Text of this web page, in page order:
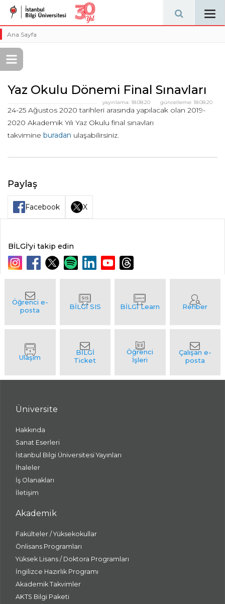
Ana Sayfa
Yaz Okulu Dönemi Final Sınavları
güncelleme: 18.08.20
yayınlama: 18.08.20
24-25 Ağustos 2020 tarihleri arasında yapılacak olan 2019-
2020 Akademik Yılı Yaz Okulu final sınavları
takvimine buradan ulaşabilirsiniz.
Paylaş
Facebook X
BİLGİ'yi takip edin
Üniversite
Hakkında
Sanat Eserleri
İstanbul Bilgi Üniversitesi Yayınları
İhaleler
İş Olanakları
İletişim
Akademik
Fakülteler / Yüksekokullar
Önlisans Programları
Yüksek Lisans / Doktora Programları
İngilizce Hazırlık Programı
Akademik Takvimler
AKTS Bilgi Paketi